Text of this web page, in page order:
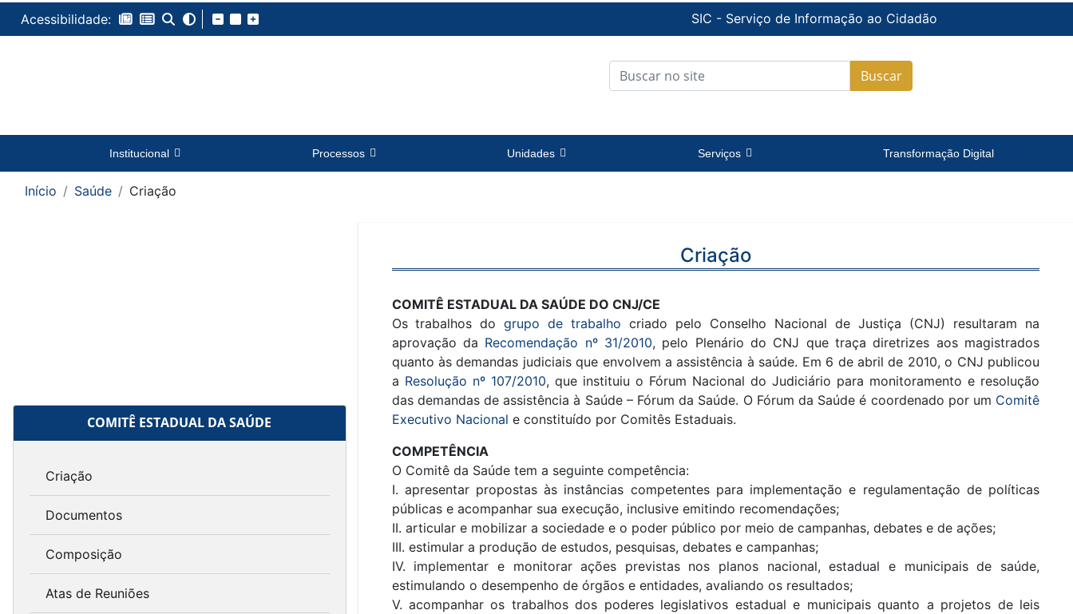
Acessibilidade: SIC - Serviço de Informação ao Cidadão
Buscar
Institucional Processos Unidades Serviços Transformação Digital
Início Saúde Criação
COMITÊ ESTADUAL DA SAÚDE
Criação
Documentos
Composição
Atas de Reuniões
Criação
COMITÊ ESTADUAL DA SAÚDE DO CNJ/CE
Os trabalhos dogrupo de trabalho criado pelo Conselho Nacional de Justiça (CNJ) resultaram na
aprovação da Recomendação nº 31/2010, pelo Plenário do CNJ que traça diretrizes aos magistrados
quanto às demandas judiciais que envolvem a assistência à saúde. Em 6 de abril de 2010, o CNJ publicou
a Resolução nº 107/2010, que instituiu o Fórum Nacional do Judiciário para monitoramento e resolução
das demandas de assistência à Saúde – Fórum da Saúde. O Fórum da Saúde é coordenado por um Comitê
Executivo Nacional e constituído por Comitês Estaduais.
COMPETÊNCIA
O Comitê da Saúde tem a seguinte competência:
I. apresentar propostas às instâncias competentes para implementação e regulamentação de políticas
públicas e acompanhar sua execução, inclusive emitindo recomendações;
II. articular e mobilizar a sociedade e o poder público por meio de campanhas, debates e de ações;
III. estimular a produção de estudos, pesquisas, debates e campanhas;
IV. implementar e monitorar ações previstas nos planos nacional, estadual e municipais de saúde,
estimulando o desempenho de órgãos e entidades, avaliando os resultados;
V. acompanhar os trabalhos dos poderes legislativos estadual e municipais quanto a projetos de leis